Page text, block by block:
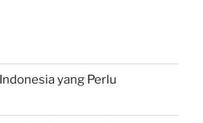
yang Perlu